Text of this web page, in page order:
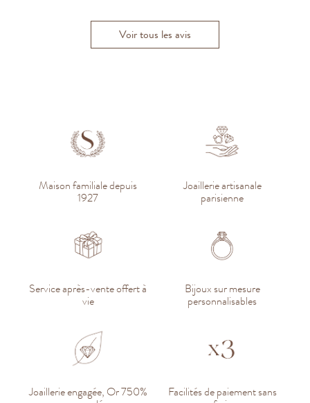
Voir tous les avis
Maison familiale depuis
1927
Joaillerie artisanale
parisienne
Service après-vente offert à
vie
Bijoux sur mesure
personnalisables
Joaillerie engagée, Or 750% Facilités de paiement sans